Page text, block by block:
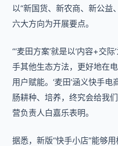
以“新国货、新农商、新公益
六大方向为开展要点。
“‘麦田方案’就是以‘内容+交
手其他生态方法，更好地在
用户赋能。‘麦田’涵义快手
肠耕种、培养，终究会给我
营负责人白嘉乐表明。
据悉，新版“快手小店”能够